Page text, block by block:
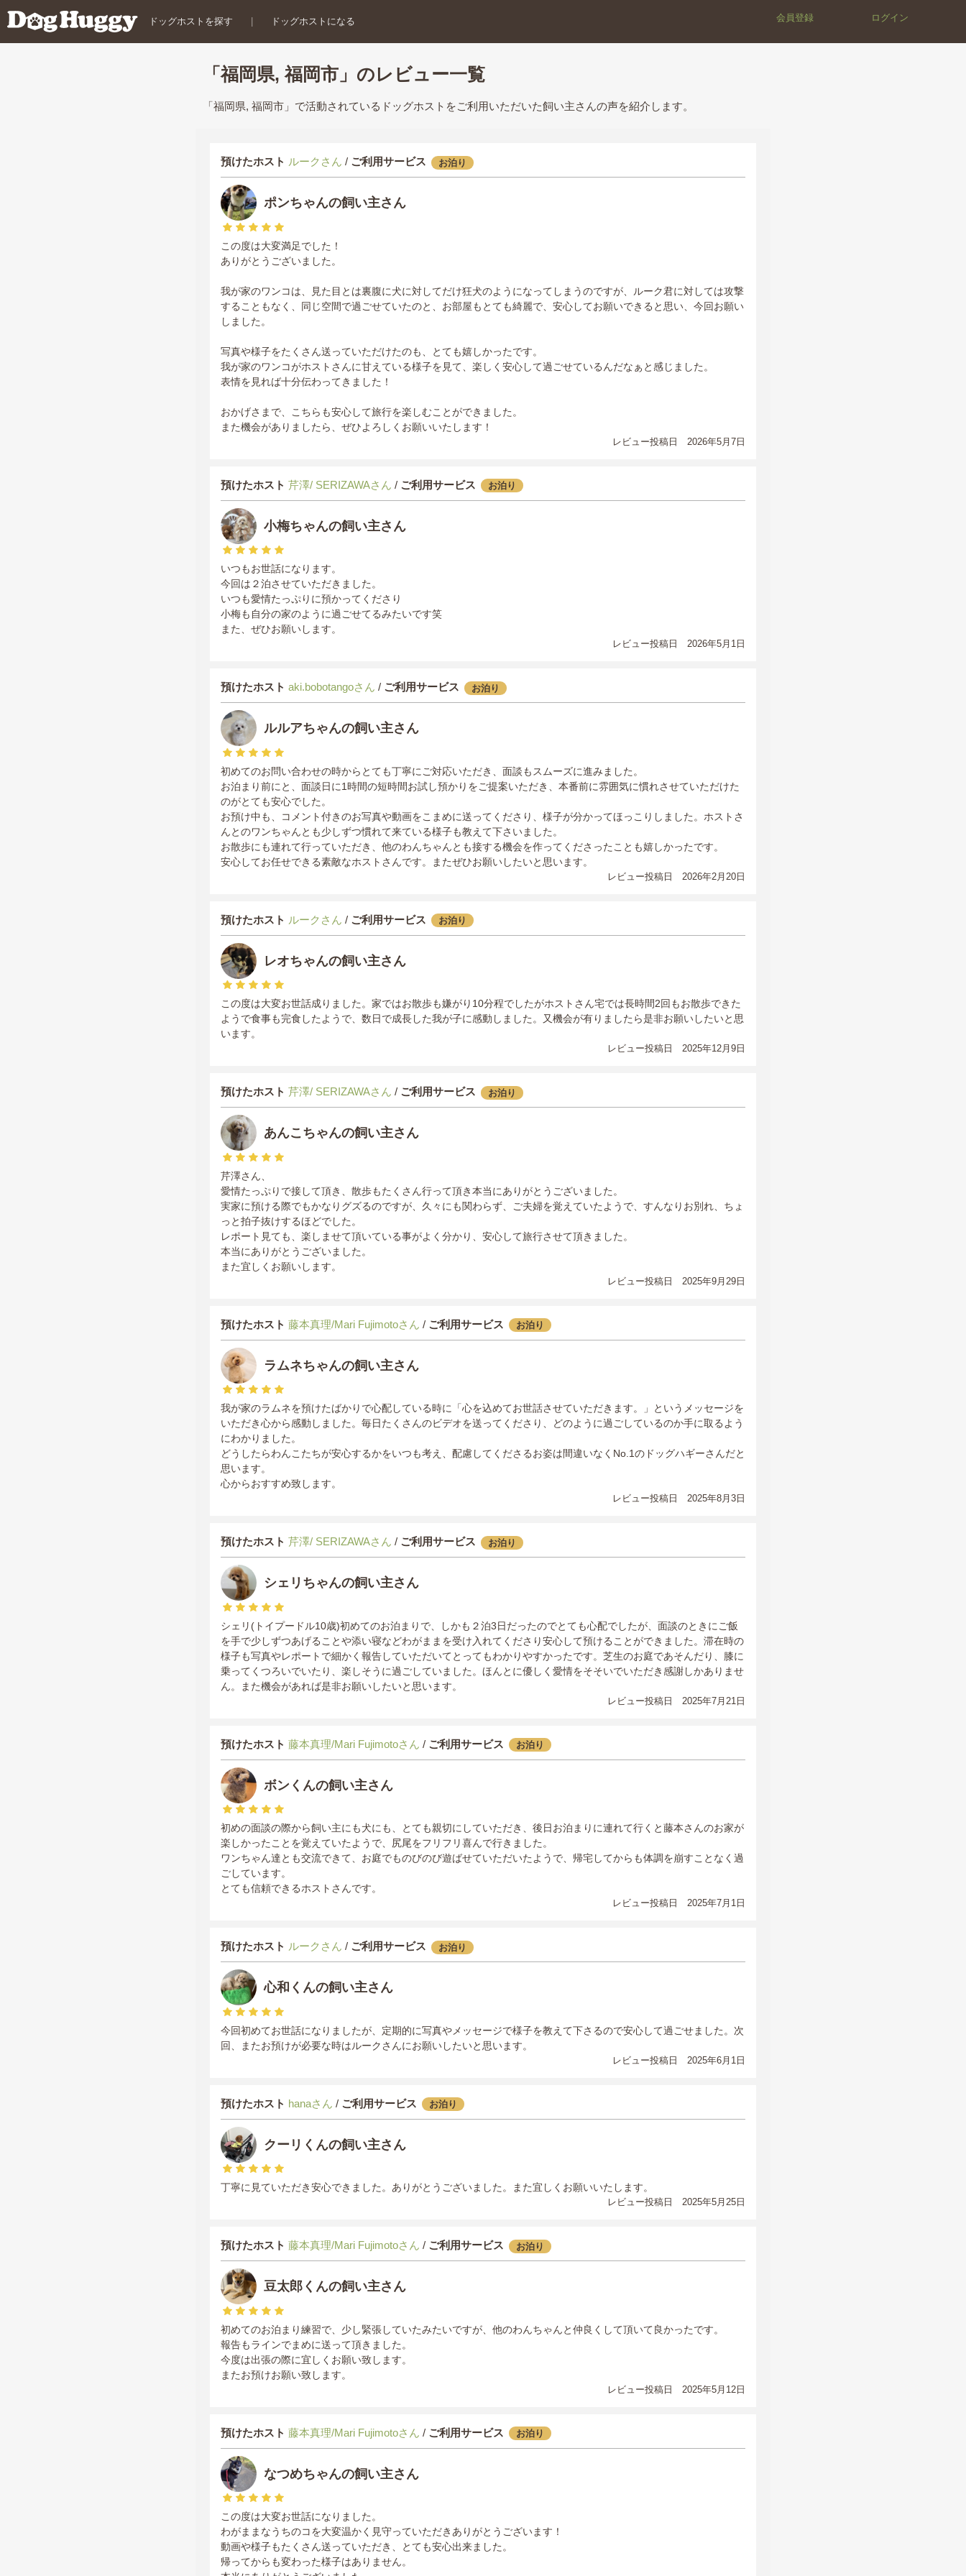
ドッグホストを探す ドッグホストになる 会員登録 ログイン
「福岡県, 福岡市」のレビュー一覧
「福岡県, 福岡市」で活動されているドッグホストをご利用いただいた飼い主さんの声を紹介します。
預けたホスト ルークさん / ご利用サービス お泊り
ポンちゃんの飼い主さん
この度は大変満足でした！
ありがとうございました。
我が家のワンコは、見た目とは裏腹に犬に対してだけ狂犬のようになってしまうのですが、ルーク君に対しては攻撃
することもなく、同じ空間で過ごせていたのと、お部屋もとても綺麗で、安心してお願いできると思い、今回お願い
しました。
写真や様子をたくさん送っていただけたのも、とても嬉しかったです。
我が家のワンコがホストさんに甘えている様子を見て、楽しく安心して過ごせているんだなぁと感じました。
表情を見れば十分伝わってきました！
おかげさまで、こちらも安心して旅行を楽しむことができました。
また機会がありましたら、ぜひよろしくお願いいたします！
レビュー投稿日 2026年5月7日
預けたホスト 芹澤/ SERIZAWAさん / ご利用サービス お泊り
小梅ちゃんの飼い主さん
いつもお世話になります。
今回は２泊させていただきました。
いつも愛情たっぷりに預かってくださり
小梅も自分の家のように過ごせてるみたいです笑
また、ぜひお願いします。
レビュー投稿日 2026年5月1日
預けたホスト aki.bobotangoさん / ご利用サービス お泊り
ルルアちゃんの飼い主さん
初めてのお問い合わせの時からとても丁寧にご対応いただき、面談もスムーズに進みました。
お泊まり前にと、面談日に1時間の短時間お試し預かりをご提案いただき、本番前に雰囲気に慣れさせていただけた
のがとても安心でした。
お預け中も、コメント付きのお写真や動画をこまめに送ってくださり、様子が分かってほっこりしました。ホストさ
んとのワンちゃんとも少しずつ慣れて来ている様子も教えて下さいました。
お散歩にも連れて行っていただき、他のわんちゃんとも接する機会を作ってくださったことも嬉しかったです。
安心してお任せできる素敵なホストさんです。またぜひお願いしたいと思います。
レビュー投稿日 2026年2月20日
預けたホスト ルークさん / ご利用サービス お泊り
レオちゃんの飼い主さん
この度は大変お世話成りました。家ではお散歩も嫌がり10分程でしたがホストさん宅では長時間2回もお散歩できた
ようで食事も完食したようで、数日で成長した我が子に感動しました。又機会が有りましたら是非お願いしたいと思
います。
レビュー投稿日 2025年12月9日
預けたホスト 芹澤/ SERIZAWAさん / ご利用サービス お泊り
あんこちゃんの飼い主さん
芹澤さん、
愛情たっぷりで接して頂き、散歩もたくさん行って頂き本当にありがとうございました。
実家に預ける際でもかなりグズるのですが、久々にも関わらず、ご夫婦を覚えていたようで、すんなりお別れ、ちょ
っと拍子抜けするほどでした。
レポート見ても、楽しませて頂いている事がよく分かり、安心して旅行させて頂きました。
本当にありがとうございました。
また宜しくお願いします。
レビュー投稿日 2025年9月29日
預けたホスト 藤本真理/Mari Fujimotoさん / ご利用サービス お泊り
ラムネちゃんの飼い主さん
我が家のラムネを預けたばかりで心配している時に「心を込めてお世話させていただきます。」というメッセージを
いただき心から感動しました。毎日たくさんのビデオを送ってくださり、どのように過ごしているのか手に取るよう
にわかりました。
どうしたらわんこたちが安心するかをいつも考え、配慮してくださるお姿は間違いなくNo.1のドッグハギーさんだと
思います。
心からおすすめ致します。
レビュー投稿日 2025年8月3日
預けたホスト 芹澤/ SERIZAWAさん / ご利用サービス お泊り
シェリちゃんの飼い主さん
シェリ(トイプードル10歳)初めてのお泊まりで、しかも２泊3日だったのでとても心配でしたが、面談のときにご飯
を手で少しずつあげることや添い寝などわがままを受け入れてくださり安心して預けることができました。滞在時の
様子も写真やレポートで細かく報告していただいてとってもわかりやすかったです。芝生のお庭であそんだり、膝に
乗ってくつろいでいたり、楽しそうに過ごしていました。ほんとに優しく愛情をそそいでいただき感謝しかありませ
ん。また機会があれば是非お願いしたいと思います。
レビュー投稿日 2025年7月21日
預けたホスト 藤本真理/Mari Fujimotoさん / ご利用サービス お泊り
ボンくんの飼い主さん
初めの面談の際から飼い主にも犬にも、とても親切にしていただき、後日お泊まりに連れて行くと藤本さんのお家が
楽しかったことを覚えていたようで、尻尾をフリフリ喜んで行きました。
ワンちゃん達とも交流できて、お庭でものびのび遊ばせていただいたようで、帰宅してからも体調を崩すことなく過
ごしています。
とても信頼できるホストさんです。
レビュー投稿日 2025年7月1日
預けたホスト ルークさん / ご利用サービス お泊り
心和くんの飼い主さん
今回初めてお世話になりましたが、定期的に写真やメッセージで様子を教えて下さるので安心して過ごせました。次
回、またお預けが必要な時はルークさんにお願いしたいと思います。
レビュー投稿日 2025年6月1日
預けたホスト hanaさん / ご利用サービス お泊り
クーリくんの飼い主さん
丁寧に見ていただき安心できました。ありがとうございました。また宜しくお願いいたします。
レビュー投稿日 2025年5月25日
預けたホスト 藤本真理/Mari Fujimotoさん / ご利用サービス お泊り
豆太郎くんの飼い主さん
初めてのお泊まり練習で、少し緊張していたみたいですが、他のわんちゃんと仲良くして頂いて良かったです。
報告もラインでまめに送って頂きました。
今度は出張の際に宜しくお願い致します。
またお預けお願い致します。
レビュー投稿日 2025年5月12日
預けたホスト 藤本真理/Mari Fujimotoさん / ご利用サービス お泊り
なつめちゃんの飼い主さん
この度は大変お世話になりました。
わがままなうちのコを大変温かく見守っていただきありがとうございます！
動画や様子もたくさん送っていただき、とても安心出来ました。
帰ってからも変わった様子はありません。